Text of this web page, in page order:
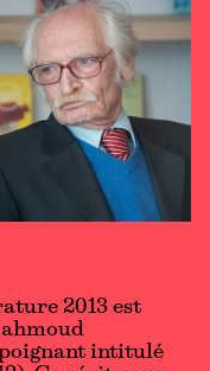
2013 est
intitulé